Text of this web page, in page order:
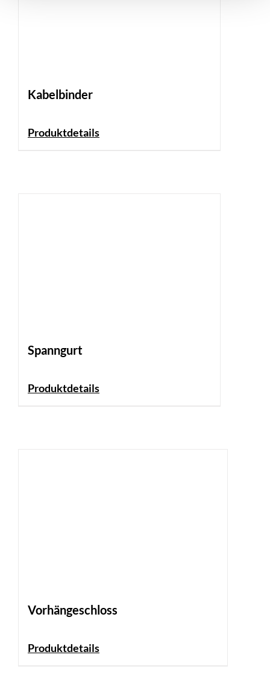
Kabelbinder
Produktdetails
Spanngurt
Produktdetails
Vorhängeschloss
Produktdetails